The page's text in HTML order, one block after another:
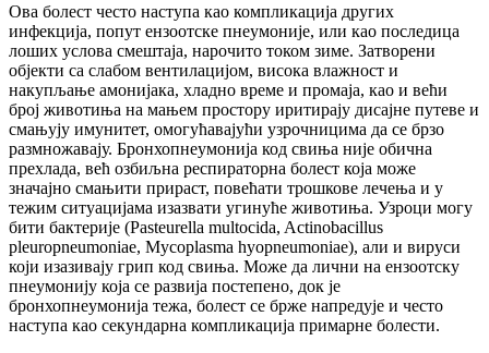
Ова болест често наступа као компликација других
инфекција, попут ензоотске пнеумоније, или као последица
лоших услова смештаја, нарочито током зиме. Затворени
објекти са слабом вентилацијом, висока влажност и
накупљање амонијака, хладно време и промаја, као и већи
број животиња на мањем простору иритирају дисајне путеве и
смањују имунитет, омогућавајући узрочницима да се брзо
размножавају. Бронхопнеумонија код свиња није обична
прехлада, већ озбиљна респираторна болест која може
значајно смањити прираст, повећати трошкове лечења и у
тежим ситуацијама изазвати угинуће животиња. Узроци могу
бити бактерије (Pasteurella multocida, Actinobacillus
pleuropneumoniae, Mycoplasma hyopneumoniae), али и вируси
који изазивају грип код свиња. Може да лични на ензоотску
пнеумонију која се развија постепено, док је
бронхопнеумонија тежа, болест се брже напредује и често
наступа као секундарна компликација примарне болести.